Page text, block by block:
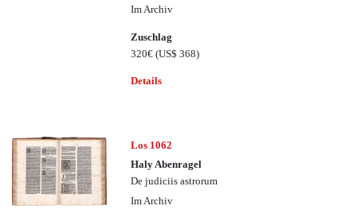
Im Archiv
Zuschlag
320€(US$ 368)
Details
Los 1062
Haly Abenragel
De judiciis astrorum
Im Archiv